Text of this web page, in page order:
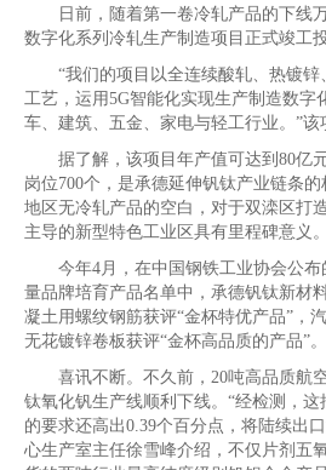
日前，随着第一卷冷轧产品的下线
数字化系列冷轧生产制造项目正式竣工投
“我们的项目以全连续酸轧、热镀锌
工艺，运用5G智能化实现生产制造数字
车、建筑、五金、家电与轻工行业。”该
据了解，该项目年产值可达到80亿
岗位700个，是承德延伸钒钛产业链条
地区无冷轧产品的空白，对于双滦区打
主导的新型特色工业区具有里程碑意义。
今年4月，在中国钢铁工业协会公布
量品牌培育产品名单中，承德钒钛新材
凝土用螺纹钢筋获评“金杯特优产品”，
无花镀锌卷板获评“金杯高品质的产品”。
喜讯不断。不久前，20吨高品质航
钛氧化钒生产线顺利下线。“经检测，
的要求还高出0.39个百分点，将陆续出
心生产室主任徐雪峰介绍，不仅片剂五